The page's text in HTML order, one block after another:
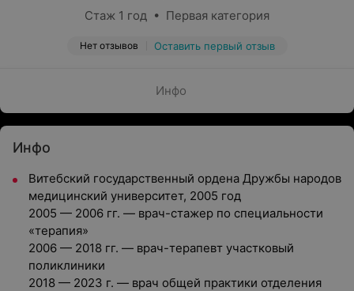
Стаж 1 год • Первая категория
Нет отзывов Оставить первый отзыв
Инфо
Инфо
Витебский государственный ордена Дружбы народов
медицинский университет, 2005 год
2005 — 2006 гг. — врач-стажер по специальности
«терапия»
2006 — 2018 гг. — врач-терапевт участковый
поликлиники
2018 — 2023 г. — врач общей практики отделения